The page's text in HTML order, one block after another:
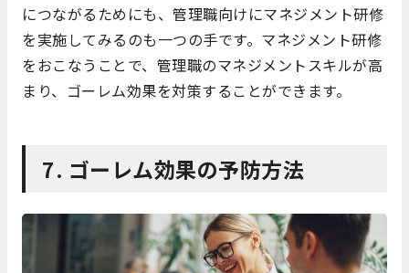
につながるためにも、管理職向けにマネジメント研修
を実施してみるのも一つの手です。マネジメント研修
をおこなうことで、管理職のマネジメントスキルが高
まり、ゴーレム効果を対策することができます。
7. ゴーレム効果の予防方法